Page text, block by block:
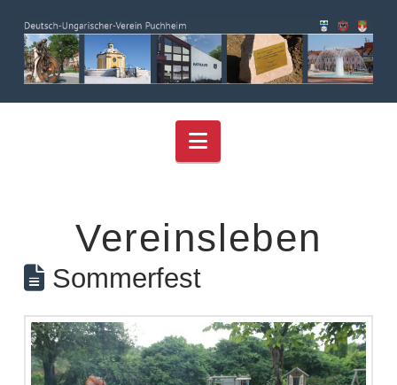
Navigation
Vereinsleben
Sommerfest